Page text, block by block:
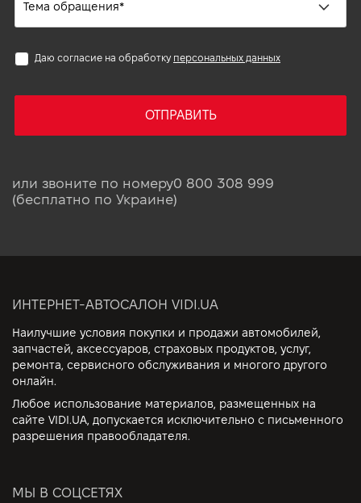
Даю согласие на обработку персональных данных
ОТПРАВИТЬ
или звоните по номеру0 800 308 999
(бесплатно по Украине)
ИНТЕРНЕТ-АВТОСАЛОН VIDI.UA
Наилучшие условия покупки и продажи автомобилей,
запчастей, аксессуаров, страховых продуктов, услуг,
ремонта, сервисного обслуживания и многого другого
онлайн.
Любое использование материалов, размещенных на
сайте VIDI.UA, допускается исключительно с письменного
разрешения правообладателя.
МЫ В СОЦСЕТЯХ